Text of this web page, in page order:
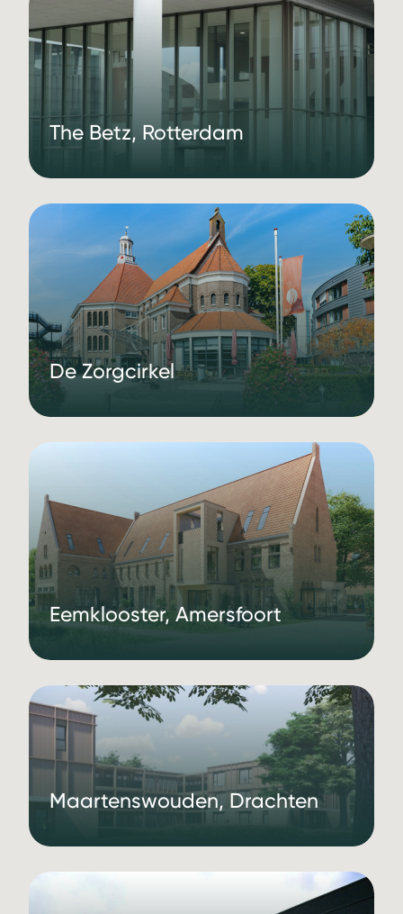
The Betz, Rotterdam
De Zorgcirkel
Eemklooster, Amersfoort
Maartenswouden, Drachten